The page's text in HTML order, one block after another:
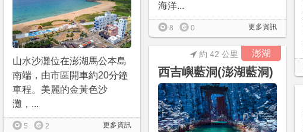
海洋...
更多資訊
8 0
山水沙灘位在澎湖馬公本島
南端，由市區開車約20分鐘
車程。美麗的金黃色沙
灘，...
更多資訊
5 2
澎湖
西吉嶼藍洞(澎湖藍洞)
約 42 公里